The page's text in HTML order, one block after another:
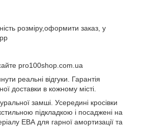
розміру,оформити заказ, у
pro100shop.com.ua
реальні відгуки. Гарантія
доставки в кожному місті.
замші. Усередині кросівки
підкладкою і посаджені на
ЕВА для гарної амортизації та